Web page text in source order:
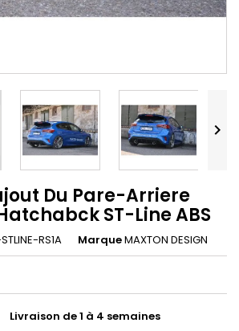

Du Pare-Arriere
ST-Line ABS
RS1A MarqueMAXTON DESIGN
Livraison de 1 à 4 semaines